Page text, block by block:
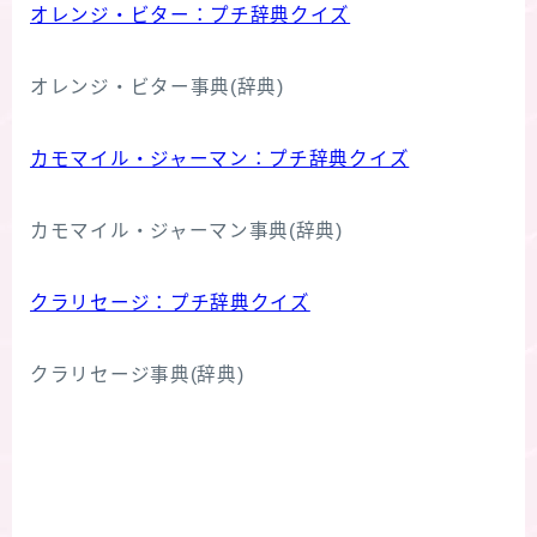
オレンジ・ビター：プチ辞典クイズ
オレンジ・ビター事典(辞典)
カモマイル・ジャーマン：プチ辞典クイズ
カモマイル・ジャーマン事典(辞典)
クラリセージ：プチ辞典クイズ
クラリセージ事典(辞典)